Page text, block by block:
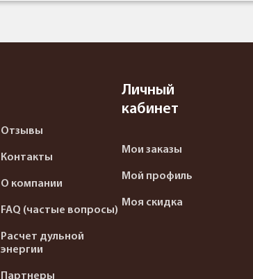
Отзывы
Контакты
О компании
FAQ (частые вопросы)
Расчет дульной
энергии
Партнеры
Личный
кабинет
Мои заказы
Мой профиль
Моя скидка